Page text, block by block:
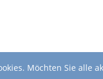
Möchten Sie alle